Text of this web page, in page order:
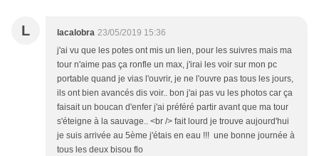
L lacalobra 23/05/2019 15:36
j'ai vu que les potes ont mis un lien, pour les suivres mais ma
tour n'aime pas ça ronfle un max, j'irai les voir sur mon pc
portable quand je vias l'ouvrir, je ne l'ouvre pas tous les jours,
ils ont bien avancés dis voir.. bon j'ai pas vu les photos car ça
faisait un boucan d'enfer j'ai préféré partir avant que ma tour
s'éteigne à la sauvage.. <br /> fait lourd je trouve aujourd'hui
je suis arrivée au 5ème j'étais en eau !!! une bonne journée à
tous les deux bisou flo